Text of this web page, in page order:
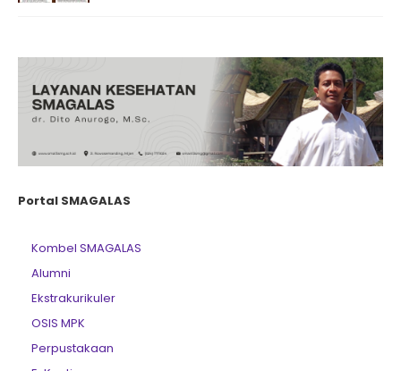
Portal SMAGALAS
Kombel SMAGALAS
Alumni
Ekstrakurikuler
OSIS MPK
Perpustakaan